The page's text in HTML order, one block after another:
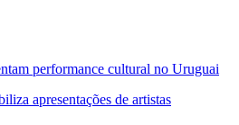
performance cultural no Uruguai
apresentações de artistas